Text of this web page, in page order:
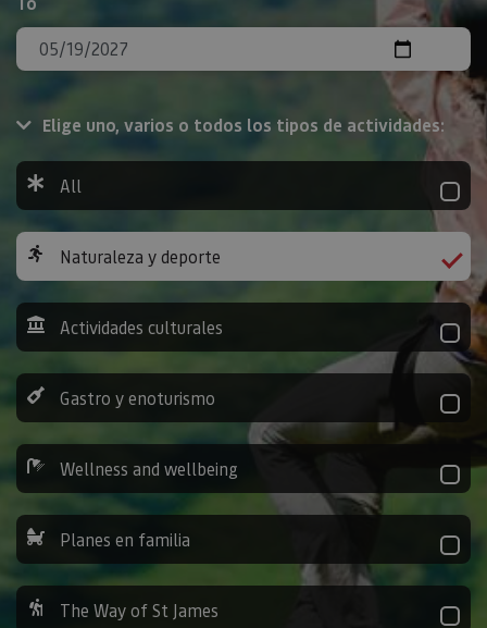
Elige uno, varios o todos los tipos de actividades:
All
Naturaleza y deporte
Actividades culturales
Gastro y enoturismo
Wellness and wellbeing
Planes en familia
The Way of St James